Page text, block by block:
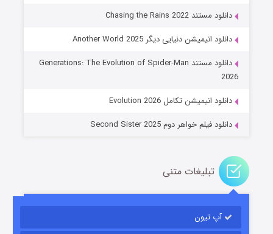
جادوگری در مغولستان
قسمت۱۴ (زیرنویس) منتشر شد
باب اسفنجی فصل ۱۷
قسمت۶ (زیرنویس) منتشر شد
دانلود مستند Chasing the Rains 2022
دانلود انیمیشن دنیایی دیگر Another World 2025
دانلود مستند Generations: The Evolution of Spider-Man
2026
دانلود انیمیشن تکامل Evolution 2026
دانلود فیلم خواهر دوم Second Sister 2025
تبلیغات متنی
آپ تیون